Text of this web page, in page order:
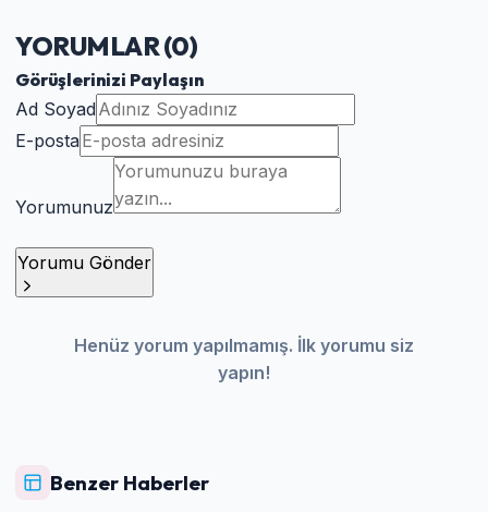
YORUMLAR (0)
Görüşlerinizi Paylaşın
Ad Soyad
E-posta
Yorumunuz
Yorumu Gönder
Henüz yorum yapılmamış. İlk yorumu siz
yapın!
Benzer Haberler